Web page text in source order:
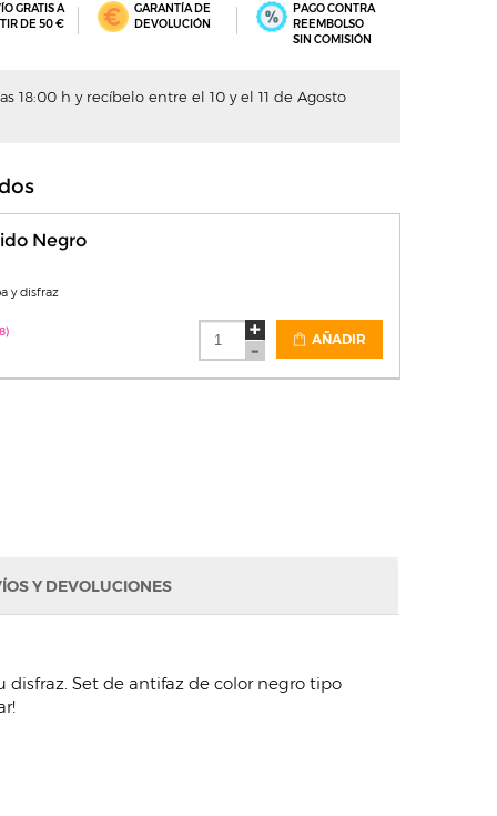
GRATIS A
DE 50 €
GARANTÍA DE
DEVOLUCIÓN
PAGO CONTRA
REEMBOLSO
SIN COMISIÓN
18:00 h y recíbelo entre el 10 y el 11 de Agosto
Negro
y disfraz
AÑADIR
Y DEVOLUCIONES
Set de antifaz de color negro tipo